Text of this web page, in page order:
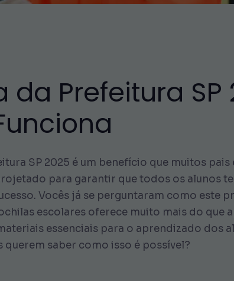
da Prefeitura
SP 2025 é um benefício que muitos
para garantir que todos os alunos
Vocês já se perguntaram como este
escolares oferece muito mais do que
essenciais para o aprendizado dos
querem saber como isso é possível?